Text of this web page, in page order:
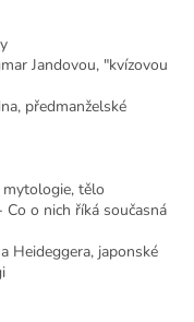
Jandovou, "kvízovou
předmanželské
mytologie, tělo
o nich říká současná
Heideggera, japonské